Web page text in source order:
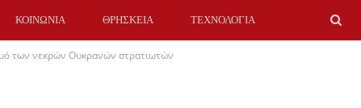
ΚΟΙΝΩΝΙΑ ΘΡΗΣΚΕΙΑ ΤΕΧΝΟΛΟΓΙΑ
των νεκρών Ουκρανών στρατιωτών